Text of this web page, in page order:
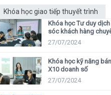
Khóa học giao tiếp thuyết trình
Khóa học Tư duy
sóc khách hàng
27/07/2024
Khóa học kỹ năng
X10 doanh số
27/07/2024